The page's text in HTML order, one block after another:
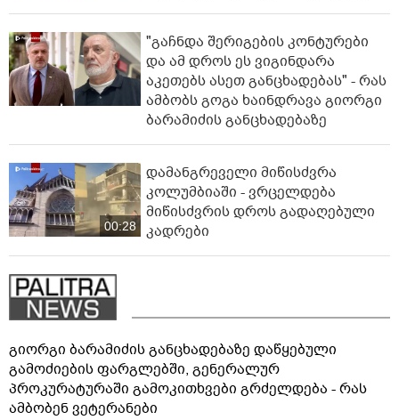
"გაჩნდა შერიგების კონტურები
და ამ დროს ეს ვიგინდარა
აკეთებს ასეთ განცხადებას" - რას
ამბობს გოგა ხაინდრავა გიორგი
ბარამიძის განცხადებაზე
00:28
დამანგრეველი მიწისძვრა
კოლუმბიაში - ვრცელდება
მიწისძვრის დროს გადაღებული
კადრები
გიორგი ბარამიძის განცხადებაზე დაწყებული
გამოძიების ფარგლებში, გენერალურ
პროკურატურაში გამოკითხვები გრძელდება - რას
ამბობენ ვეტერანები